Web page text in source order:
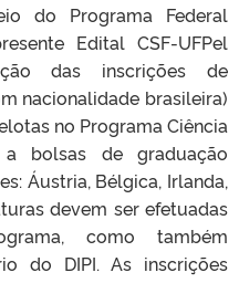
do Programa Federal
Edital CSF-UFPel
das inscrições de
nacionalidade brasileira)
no Programa Ciência
a bolsas de graduação
Áustria, Bélgica, Irlanda,
devem ser efetuadas
como também
do DIPI. As inscrições